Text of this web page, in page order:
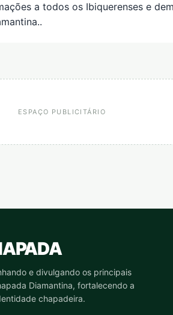
a todos os Ibiquerenses e
ESPAÇO PUBLICITÁRIO
e divulgando os principais
Diamantina, fortalecendo a
chapadeira.